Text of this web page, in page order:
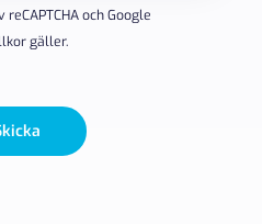
och Google
gäller.